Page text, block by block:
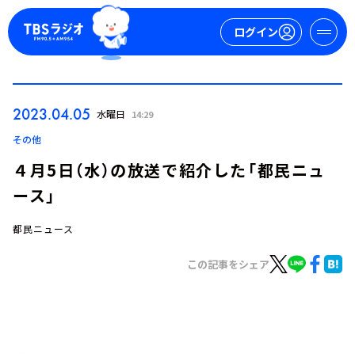
ログイン
2023.04.05 水曜日 14:29
その他
４月5日（水）の放送で紹介した「都民ニュ
ース」
都民ニュース
この記事をシェア